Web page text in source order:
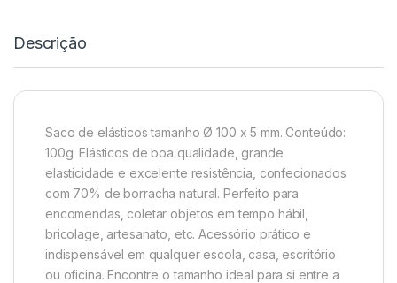
Descrição
Saco de elásticos tamanho Ø 100 x 5 mm. Conteúdo:
100g. Elásticos de boa qualidade, grande
elasticidade e excelente resistência, confecionados
com 70% de borracha natural. Perfeito para
encomendas, coletar objetos em tempo hábil,
bricolage, artesanato, etc. Acessório prático e
indispensável em qualquer escola, casa, escritório
ou oficina. Encontre o tamanho ideal para si entre a